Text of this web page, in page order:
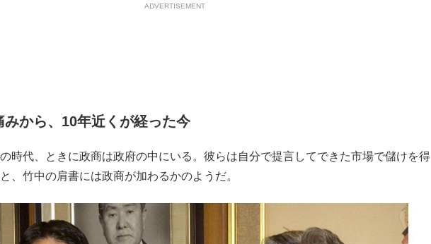
ADVERTISEMENT
みから、10年近くが経った今
の時代、ときに政商は政府の中にいる。彼らは自分で提言してできた市場で儲けを得
、竹中の肩書には政商が加わるかのようだ。